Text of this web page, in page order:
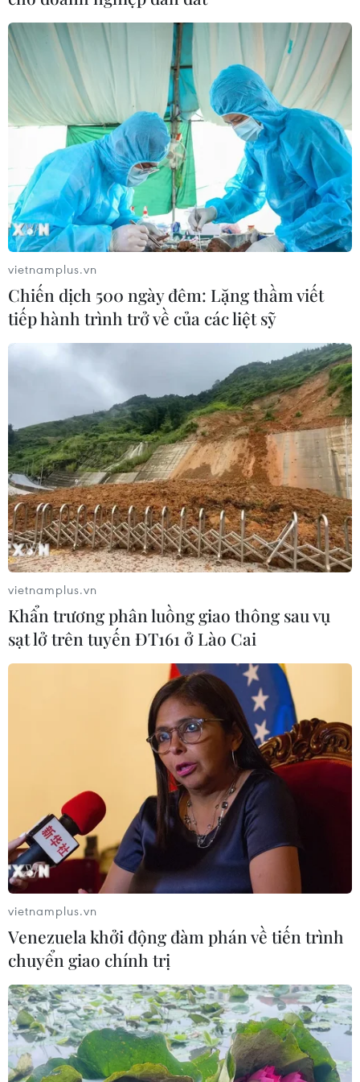
vietnamplus.vn
Chiến dịch 500 ngày đêm: Lặng thầm viết
tiếp hành trình trở về của các liệt sỹ
vietnamplus.vn
Khẩn trương phân luồng giao thông sau vụ
sạt lở trên tuyến ĐT161 ở Lào Cai
vietnamplus.vn
Venezuela khởi động đàm phán về tiến trình
chuyển giao chính trị